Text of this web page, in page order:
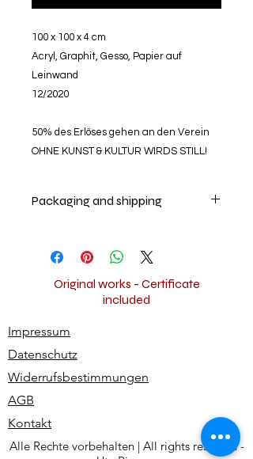
100 x 100 x 4 cm
Acryl, Graphit, Gesso, Papier auf
Leinwand
12/2020
50% des Erlöses gehen an den Verein
OHNE KUNST & KULTUR WIRDS STILL!
Packaging and shipping
free.
Original works - Certificate
included
Impressum
Datenschutz
Widerrufsbestimmungen
AGB
Kontakt
Alle Rechte vorbehalten | All rights reserved -